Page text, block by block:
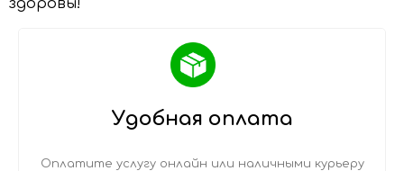
здоровы!
Удобная оплата
Оплатите услугу онлайн или наличными курьеру